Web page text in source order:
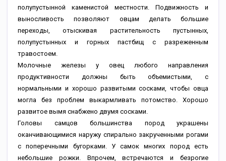
полупустынной каменистой местности. Подвижность и
выносливость позволяют овцам делать большие
переходы, отыскивая растительность пустынных,
полупустынных и горных пастбищ с разреженным
травостоем.
Молочные железы у овец любого направления
продуктивности должны быть объемистыми, с
нормальными и хорошо развитыми сосками, чтобы овца
могла без проблем выкармливать потомство. Хорошо
развитое вымя снабжено двумя сосками.
Головы самцов большинства пород украшены
оканчивающимися наружу спирально закрученными рогами
с поперечными бугорками. У самок многих пород есть
небольшие рожки. Впрочем, встречаются и безрогие